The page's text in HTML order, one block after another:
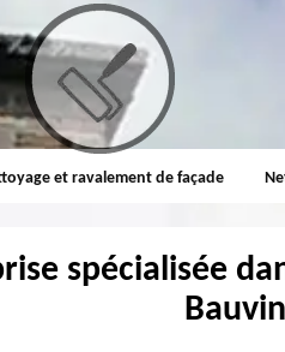
Nettoyage et pose de gouttière
spécialisée